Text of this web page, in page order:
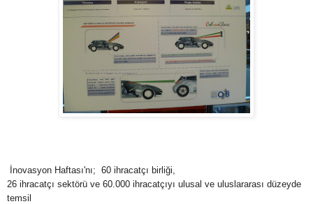
İnovasyon Haftası'nı; 60 ihracatçı birliği,
26 ihracatçı sektörü ve 60.000 ihracatçıyı ulusal ve uluslararası düzeyde
temsil